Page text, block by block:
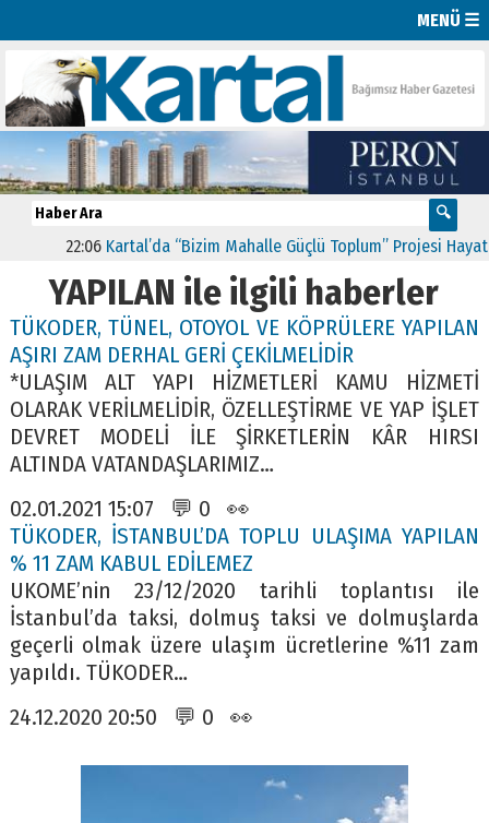
MENÜ ☰
22:06 Kartal’da “Bizim Mahalle Güçlü Toplum” Projesi Hayata
YAPILAN ile ilgili haberler
TÜKODER, TÜNEL, OTOYOL VE KÖPRÜLERE YAPILAN
AŞIRI ZAM DERHAL GERİ ÇEKİLMELİDİR
*ULAŞIM ALT YAPI HİZMETLERİ KAMU HİZMETİ
OLARAK VERİLMELİDİR, ÖZELLEŞTİRME VE YAP İŞLET
DEVRET MODELİ İLE ŞİRKETLERİN KÂR HIRSI
ALTINDA VATANDAŞLARIMIZ…
02.01.2021 15:07 💬 0 👀
TÜKODER, İSTANBUL’DA TOPLU ULAŞIMA YAPILAN
% 11 ZAM KABUL EDİLEMEZ
UKOME’nin 23/12/2020 tarihli toplantısı ile
İstanbul’da taksi, dolmuş taksi ve dolmuşlarda
geçerli olmak üzere ulaşım ücretlerine %11 zam
yapıldı. TÜKODER…
24.12.2020 20:50 💬 0 👀